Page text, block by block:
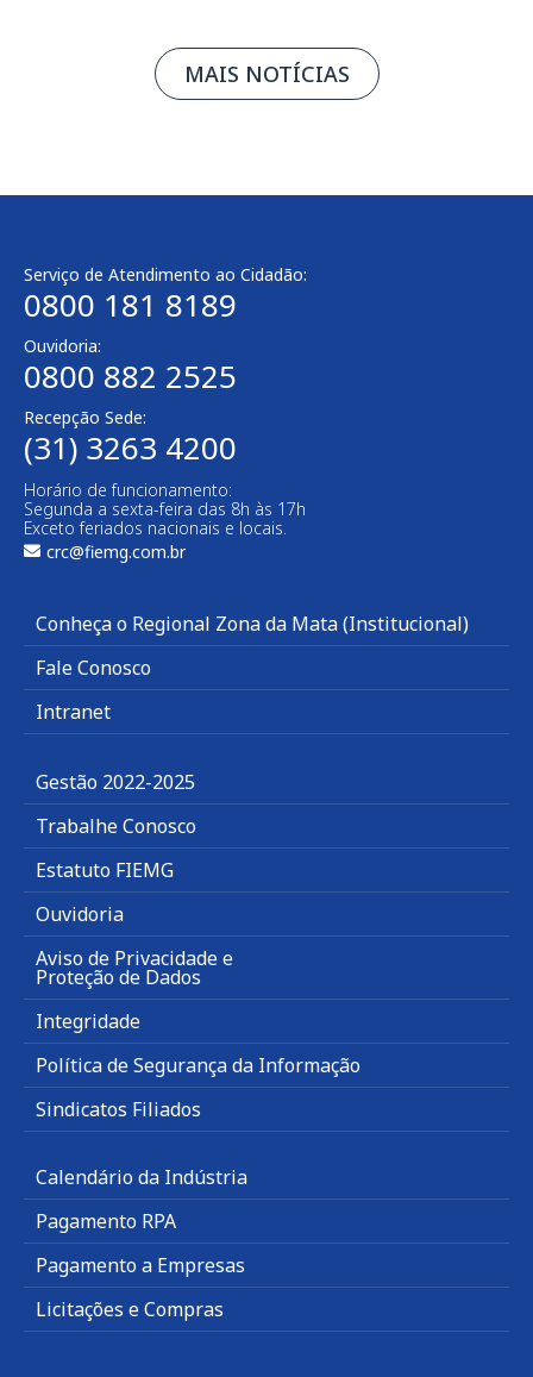
MAIS NOTÍCIAS
Serviço de Atendimento ao Cidadão:
0800 181 8189
Ouvidoria:
0800 882 2525
Recepção Sede:
(31) 3263 4200
Horário de funcionamento:
Segunda a sexta-feira das 8h às 17h
Exceto feriados nacionais e locais.
crc@fiemg.com.br
Conheça o Regional Zona da Mata (Institucional)
Fale Conosco
Intranet
Gestão 2022-2025
Trabalhe Conosco
Estatuto FIEMG
Ouvidoria
Aviso de Privacidade e
Proteção de Dados
Integridade
Política de Segurança da Informação
Sindicatos Filiados
Calendário da Indústria
Pagamento RPA
Pagamento a Empresas
Licitações e Compras